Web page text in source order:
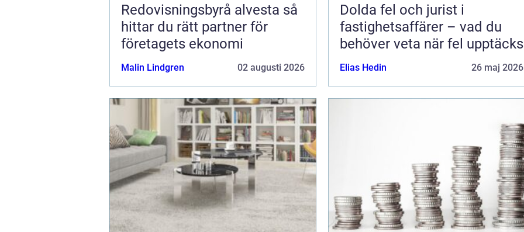
Redovisningsbyrå alvesta så
hittar du rätt partner för
företagets ekonomi
Malin Lindgren 02 augusti 2026
Dolda fel och jurist i
fastighetsaffärer – vad du
behöver veta när fel upptäcks
Elias Hedin 26 maj 2026